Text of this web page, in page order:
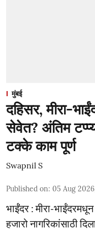
मुंबई
दहिसर, मीरा-
सेवेत? अंतिम
टक्के काम पूर्ण
Swapnil S
Published on: 05 Aug
भाईंंदर : मीरा-
हजारो नागरिकांसाठी